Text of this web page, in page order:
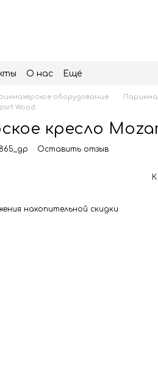
О нас Ещё
оборудование
Wood
кресло
Оставить отзыв
накопительной скидки